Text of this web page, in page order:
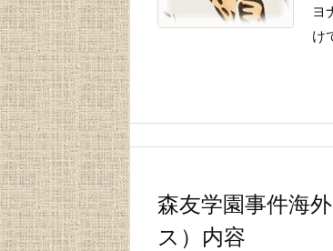
ヨ
け
森友学園事件海
ス）内容